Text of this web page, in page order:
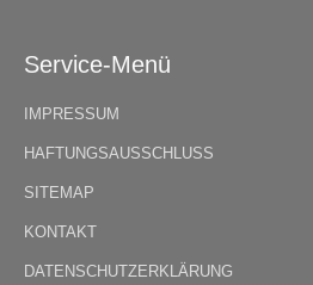
Service-Menü
IMPRESSUM
HAFTUNGSAUSSCHLUSS
SITEMAP
KONTAKT
DATENSCHUTZERKLÄRUNG